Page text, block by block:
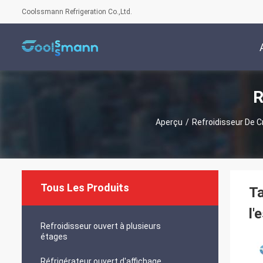
Coolssmann Refrigeration Co.,Ltd.
Aperçu / Refroidisseur De
Tous Les Produits
Refroidisseur ouvert à plusieurs
étages